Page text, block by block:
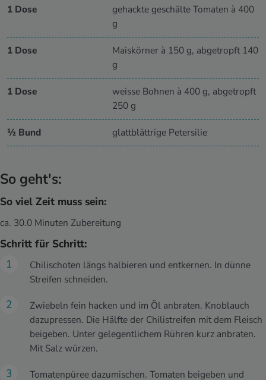
1 Dose
gehackte geschälte Tomaten à 400
g
1 Dose
Maiskörner à 150 g, abgetropft 140
g
1 Dose
weisse Bohnen à 400 g, abgetropft
250 g
½ Bund glattblättrige Petersilie
So geht's:
So viel Zeit muss sein:
ca. 30.0 Minuten Zubereitung
Schritt für Schritt:
Chilischoten längs halbieren und entkernen. In dünne
Streifen schneiden.
Zwiebeln fein hacken und im Öl anbraten. Knoblauch
dazupressen. Die Hälfte der Chilistreifen mit dem Fleisch
beigeben. Unter gelegentlichem Rühren kurz anbraten.
Mit Salz würzen.
Tomatenpüree dazumischen. Tomaten beigeben und